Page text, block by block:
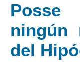
Posse
ningún
del